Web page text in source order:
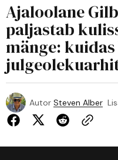
Ajaloolane
paljastab
mänge:
Autor Steven Alber